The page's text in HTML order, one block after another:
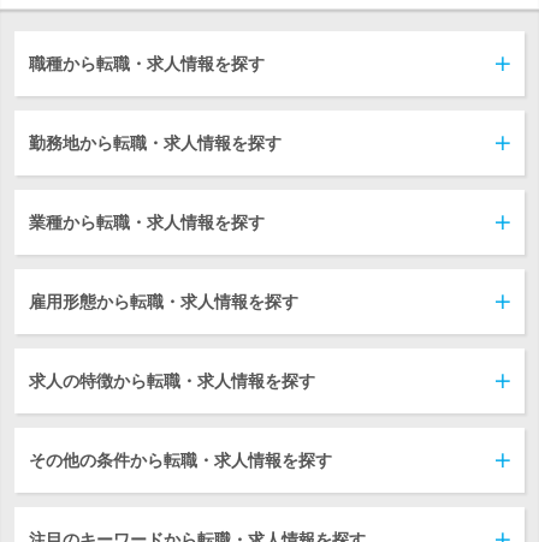
職種から転職・求人情報を探す
勤務地から転職・求人情報を探す
業種から転職・求人情報を探す
雇用形態から転職・求人情報を探す
求人の特徴から転職・求人情報を探す
その他の条件から転職・求人情報を探す